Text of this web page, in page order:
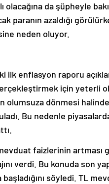
da şüpheyle
paranın azaldığı
neden oluyor.
ilk enflasyon raporu
için yeterli
olumsuza dönmesi
Bu nedenle
faizlerinin artması
verdi. Bu konuda son
söyledi. TL